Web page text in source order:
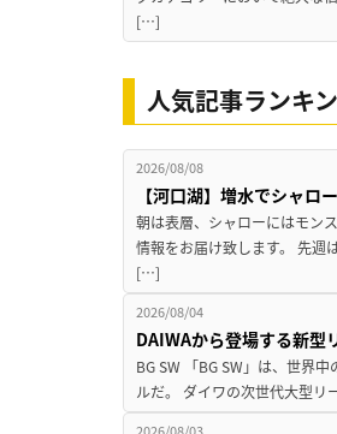
[…]
人気記事ランキ
2026/08/08
【河口湖】増水でシャロ
朝は表層、シャローにはモン
情報をお届け致します。 先週
[…]
2026/08/04
DAIWAから登場する新型
BG SW 「BG SW」は、世界
ルだ。 ダイワの次世代大型リ